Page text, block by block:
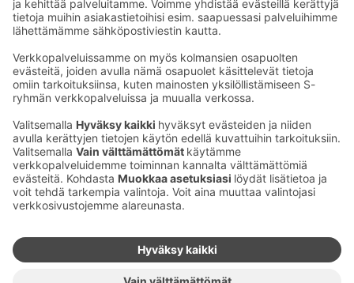
Sähköpostiosoitteet S-ryhmässä ovat muotoa
etunimi.sukunimi@sok.fi
Seuraa meitä:
Muuta evästeasetuksia